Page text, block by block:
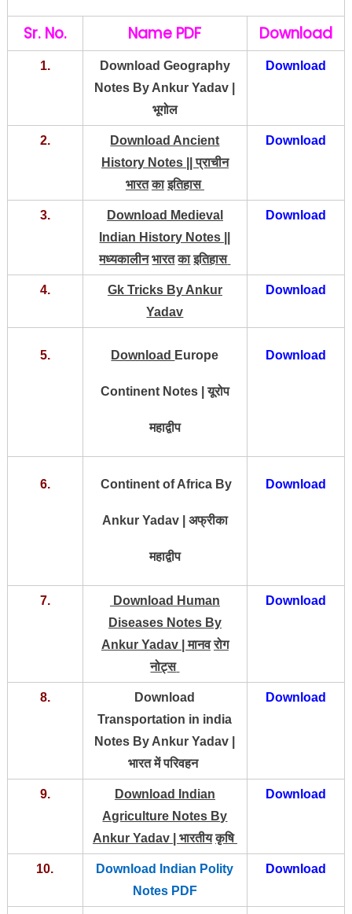
Sr. No. Name PDF Download
1.
Download Geography
Notes By Ankur Yadav |
भूगोल
Download
2.
Download Ancient
History Notes ||प्राचीन
भारत का इतिहास
Download
3.
Download Medieval
Indian History Notes ||
मध्यकालीन भारत का इतिहास
Download
4.
Gk Tricks By Ankur
Yadav
Download
5. Download Europe
Continent Notes | यूरोप
महाद्वीप
Download
6. Continent of Africa By
Ankur Yadav | अफ्रीका
महाद्वीप
Download
7.
Download Human
Diseases Notes By
Ankur Yadav |मानव रोग
नोट्स
Download
8.
Download
Transportation in india
Notes By Ankur Yadav |
भारत में परिवहन
Download
9.
Download Indian
Agriculture Notes By
Ankur Yadav | भारतीय कृषि
Download
10.
Download Indian Polity
Notes PDF
Download